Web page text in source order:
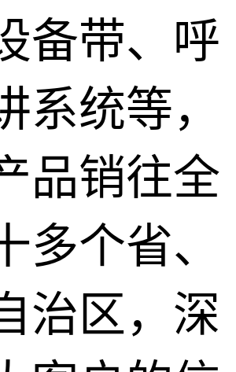
备带、呼
系统等，
品销往全
多个省、
治区，深